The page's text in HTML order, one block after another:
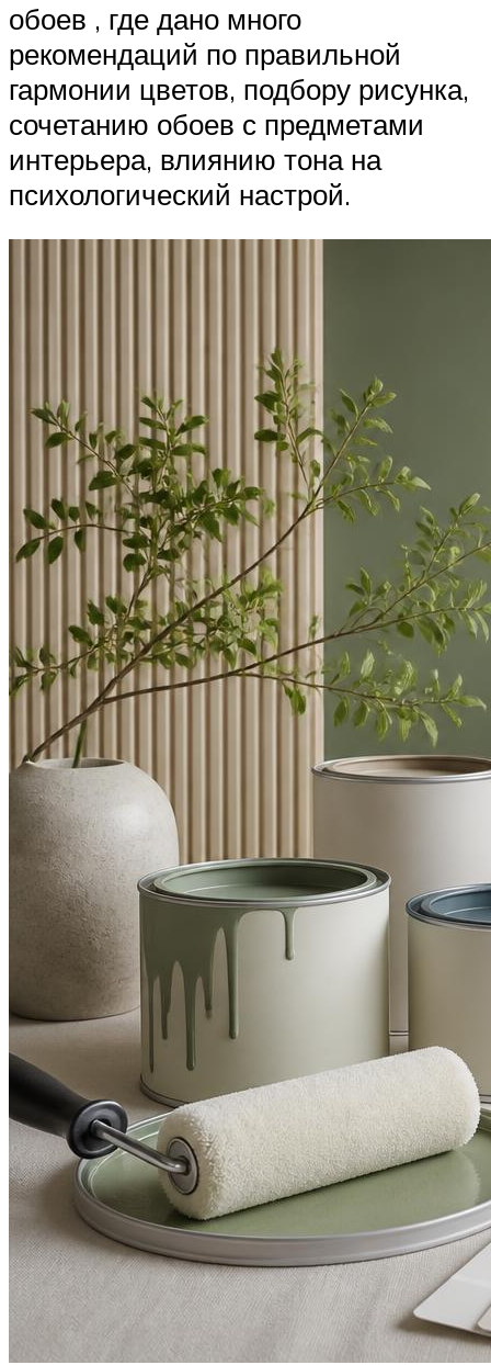
обоев , где дано много
рекомендаций по правильной
гармонии цветов, подбору рисунка,
сочетанию обоев с предметами
интерьера, влиянию тона на
психологический настрой.